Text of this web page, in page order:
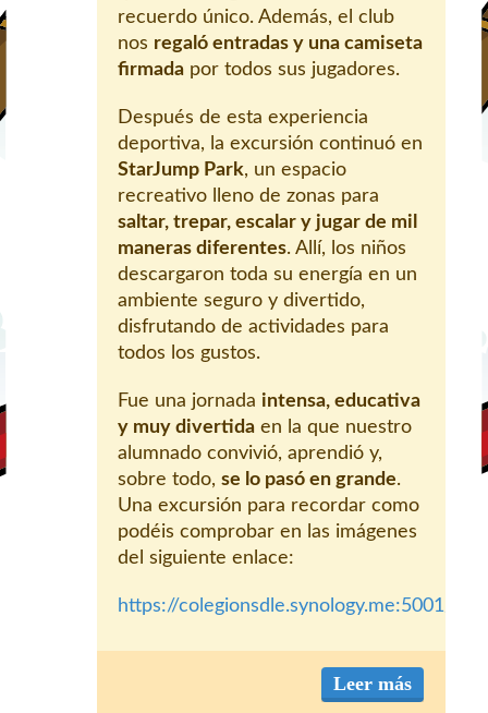
recuerdo único. Además, el club
nos regaló entradas y una camiseta
firmada por todos sus jugadores.
Después de esta experiencia
deportiva, la excursión continuó en
StarJump Park, un espacio
recreativo lleno de zonas para
saltar, trepar, escalar y jugar de mil
maneras diferentes. Allí, los niños
descargaron toda su energía en un
ambiente seguro y divertido,
disfrutando de actividades para
todos los gustos.
Fue una jornada intensa, educativa
y muy divertida en la que nuestro
alumnado convivió, aprendió y,
sobre todo, se lo pasó en grande.
Una excursión para recordar como
podéis comprobar en las imágenes
del siguiente enlace:
https://colegionsdle.synology.me:5001/
Leer más